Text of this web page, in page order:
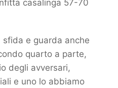
casalinga 57-70
sfida e guarda anche
quarto a parte,
degli avversari,
e uno lo abbiamo